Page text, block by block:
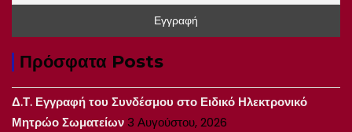
Πρόσφατα Posts
Δ.Τ. Εγγραφή του Συνδέσμου στο Ειδικό Ηλεκτρονικό
Μητρώο Σωματείων3 Αυγούστου, 2026